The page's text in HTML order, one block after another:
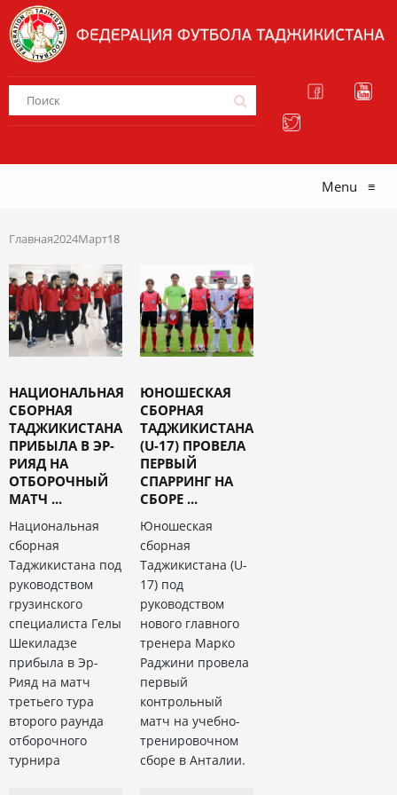
Menu ≡
Главная2024Март18
НАЦИОНАЛЬНАЯ
СБОРНАЯ
ТАДЖИКИСТАНА
ПРИБЫЛА В ЭР-
РИЯД НА
ОТБОРОЧНЫЙ
МАТЧ ...
Национальная
сборная
Таджикистана под
руководством
грузинского
специалиста Гелы
Шекиладзе
прибыла в Эр-
Рияд на матч
третьего тура
второго раунда
отборочного
турнира
ЮНОШЕСКАЯ
СБОРНАЯ
ТАДЖИКИСТАНА
(U-17) ПРОВЕЛА
ПЕРВЫЙ
СПАРРИНГ НА
СБОРЕ ...
Юношеская
сборная
Таджикистана (U-
17) под
руководством
нового главного
тренера Марко
Раджини провела
первый
контрольный
матч на учебно-
тренировочном
сборе в Анталии.